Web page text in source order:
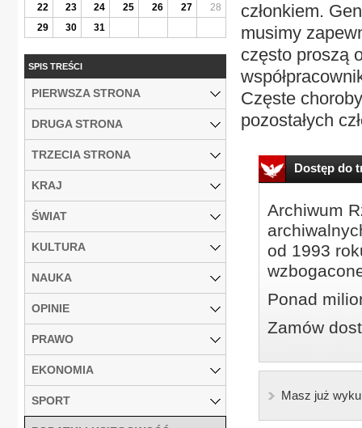
członkiem.
musimy
często proszą
Częste
pozostałych
Dostęp do
Archiwum
od 1993
Ponad
Zamów
Masz już
22
23 24 25 26 27
28
29
30 31
SPIS TREŚCI
PIERWSZA STRONA
DRUGA STRONA
TRZECIA STRONA
KRAJ
ŚWIAT
KULTURA
NAUKA
OPINIE
PRAWO
EKONOMIA
SPORT